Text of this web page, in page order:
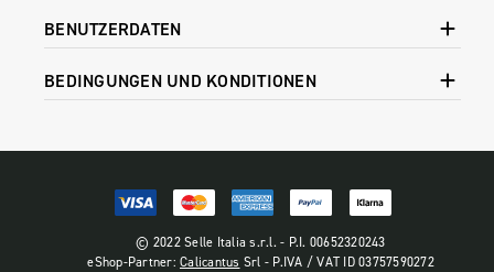
BENUTZERDATEN
BEDINGUNGEN UND KONDITIONEN
© 2022 Selle Italia s.r.l. - P.I. 00652320243
eShop-Partner: Calicantus Srl - P.IVA / VAT ID 03757590272